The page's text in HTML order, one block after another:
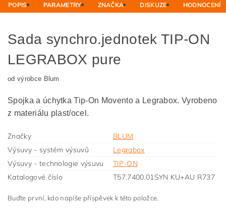
POPIS PARAMETRY ZNAČKA DISKUZE HODNOCENÍ
Sada synchro.jednotek TIP-ON
LEGRABOX pure
od výrobce Blum
Spojka a úchytka Tip-On Movento a Legrabox. Vyrobeno
z materiálu plast/ocel.
Značky
BLUM
Výsuvy - systém výsuvů
Legrabox
Výsuvy - technologie výsuvu
TIP-ON
Katalogové číslo
T57.7400.01SYN KU+AU R737
Buďte první, kdo napíše příspěvek k této položce.